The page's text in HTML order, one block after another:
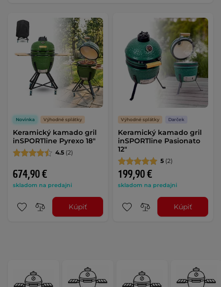
Novinka Výhodné splátky
Keramický kamado gril
inSPORTline Pyrexo 18"
4.5 (2)
674,90 €
skladom na predajni
Kúpiť
Výhodné splátky Darček
Keramický kamado gril
inSPORTline Pasionato
12"
5 (2)
199,90 €
skladom na predajni
Kúpiť